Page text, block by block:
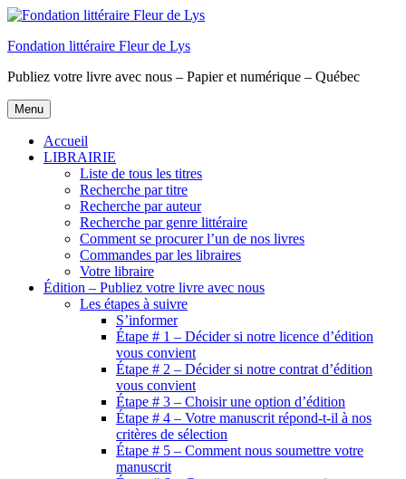
Aller
contenu
Fondation littéraire Fleur de Lys
Publiez votre livre avec nous – Papier et numérique – Québec
Menu
Accueil
LIBRAIRIE
Liste de tous les titres
Recherche par titre
Recherche par auteur
Recherche par genre littéraire
Comment se procurer l’un de nos livres
Commandes par les libraires
Votre libraire
Édition – Publiez votre livre avec nous
Les étapes à suivre
S’informer
Étape # 1 – Décider si notre licence d’édition
vous convient
Étape # 2 – Décider si notre contrat d’édition
vous convient
Étape # 3 – Choisir une option d’édition
Étape # 4 – Votre manuscrit répond-t-il à nos
critères de sélection
Étape # 5 – Comment nous soumettre votre
manuscrit